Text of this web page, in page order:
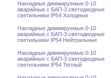
Накладные диммируемые 0-10
аварийные с БАП-3 светодиодные
светильники IP54 Холодные
Накладные диммируемые 0-10
аварийные с БАП-3 светодиодные
светильники IP54 Нейтральные
Накладные диммируемые 0-10
аварийные с БАП-3 светодиодные
светильники IP54 Теплый